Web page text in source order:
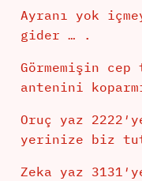
Ayranı yok
gider … .
Görmemişin
antenini
Oruç yaz
yerinize biz
Zeka yaz